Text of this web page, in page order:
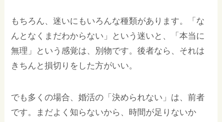
もちろん、迷いにもいろんな種類があります。「な
んとなくまだわからない」という迷いと、「本当に
無理」という感覚は、別物です。後者なら、それは
きちんと損切りをした方がいい。
でも多くの場合、婚活の「決められない」は、前者
です。まだよく知らないから、時間が足りないか